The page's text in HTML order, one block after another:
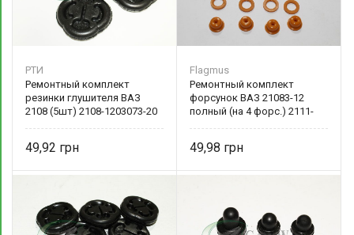
РТИ
Ремонтный комплект
резинки глушителя ВАЗ
2108 (5шт) 2108-1203073-20
49,92
Flagmus
Ремонтный комплект
форсунок ВАЗ 21083-12
полный (на 4 форс.) 2111-
49,98